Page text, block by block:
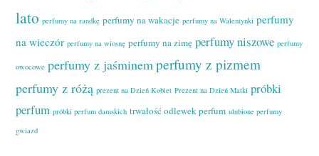
lato perfumy na randkę perfumy na wakacje perfumy na Walentynki perfumy
na wieczór perfumy na wiosnę perfumy na zimę perfumy niszowe perfumy
owocowe perfumy z jaśminem perfumy z pizmem
perfumy z różą prezent na Dzień Kobiet Prezent na Dzień Matki próbki
perfum próbki perfum damskich trwałość odlewek perfum ulubione perfumy
gwiazd